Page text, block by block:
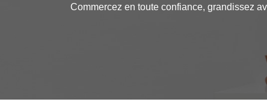
Commercez en toute confiance, grandissez